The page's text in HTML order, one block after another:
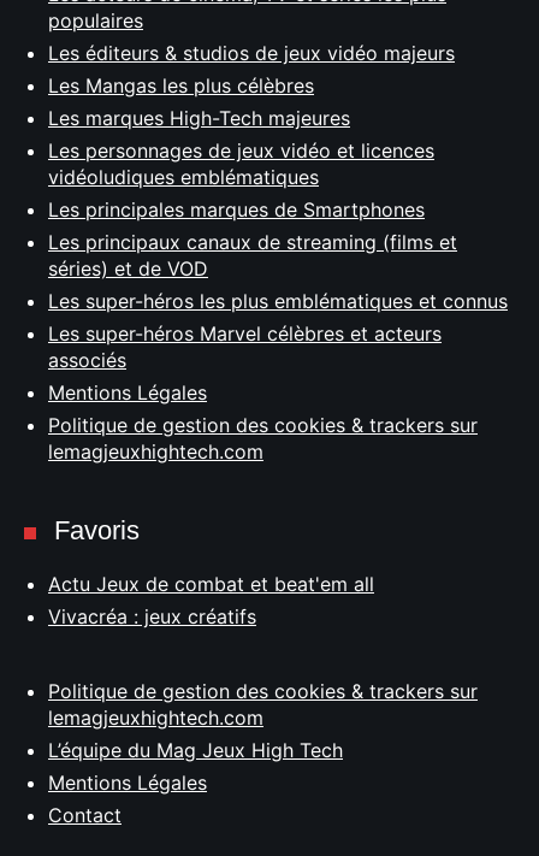
populaires
Les éditeurs & studios de jeux vidéo majeurs
Les Mangas les plus célèbres
Les marques High-Tech majeures
Les personnages de jeux vidéo et licences
vidéoludiques emblématiques
Les principales marques de Smartphones
Les principaux canaux de streaming (films et
séries) et de VOD
Les super-héros les plus emblématiques et connus
Les super-héros Marvel célèbres et acteurs
associés
Mentions Légales
Politique de gestion des cookies & trackers sur
lemagjeuxhightech.com
Favoris
Actu Jeux de combat et beat'em all
Vivacréa : jeux créatifs
Politique de gestion des cookies & trackers sur
lemagjeuxhightech.com
L’équipe du Mag Jeux High Tech
Mentions Légales
Contact